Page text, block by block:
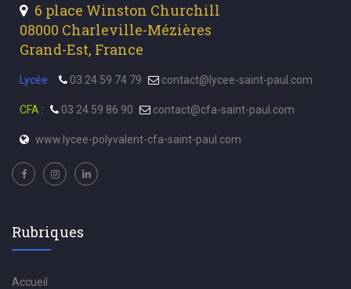
6 place Winston Churchill
08000 Charleville-Mézières
Grand-Est, France
Lycée : 03 24 59 74 79 contact@lycee-saint-paul.com
CFA : 03 24 59 86 90 contact@cfa-saint-paul.com
www.lycee-polyvalent-cfa-saint-paul.com
Rubriques
Accueil